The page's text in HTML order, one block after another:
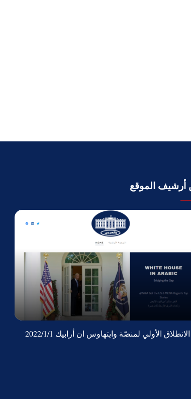
أرشيف الموقع
الانطلاق الأولي لمنصّة وايتهاوس ان أرابيك 2022/1/1